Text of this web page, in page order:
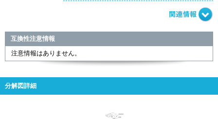
互換性注意情報
注意情報はありません。
分解図詳細